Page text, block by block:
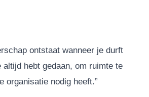
ontstaat wanneer je durft
altijd hebt gedaan, om ruimte te
organisatie nodig heeft.”